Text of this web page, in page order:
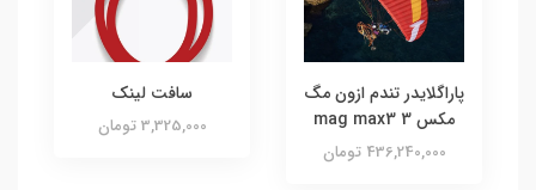
پاراگلایدر تندم ازون مگ
مکس 3 mag max3
436,240,000 تومان
سافت لینک
3,325,000 تومان